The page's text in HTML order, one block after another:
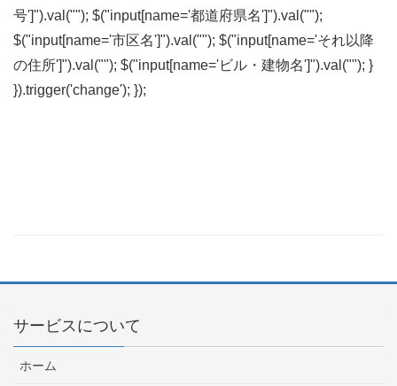
号']").val(""); $("input[name='都道府県名']").val("");
$("input[name='市区名']").val(""); $("input[name='それ以降
の住所']").val(""); $("input[name='ビル・建物名']").val(""); }
}).trigger('change'); });
サービスについて
ホーム